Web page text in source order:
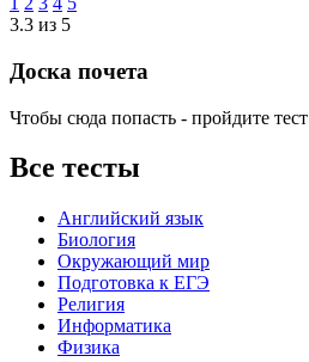
3.3 из 5
Доска почета
Чтобы сюда попасть - пройдите тест
Все тесты
Английский язык
Биология
Окружающий мир
Подготовка к ЕГЭ
Религия
Информатика
Физика